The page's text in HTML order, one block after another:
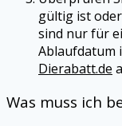
gültig ist
sind nur für
Ablaufdatum
Dierabatt.de
Was muss ich